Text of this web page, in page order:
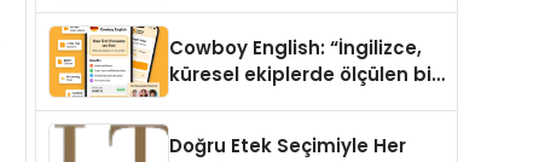
Cowboy English: “İngilizce,
küresel ekiplerde ölçülen bir
Doğru Etek Seçimiyle Her